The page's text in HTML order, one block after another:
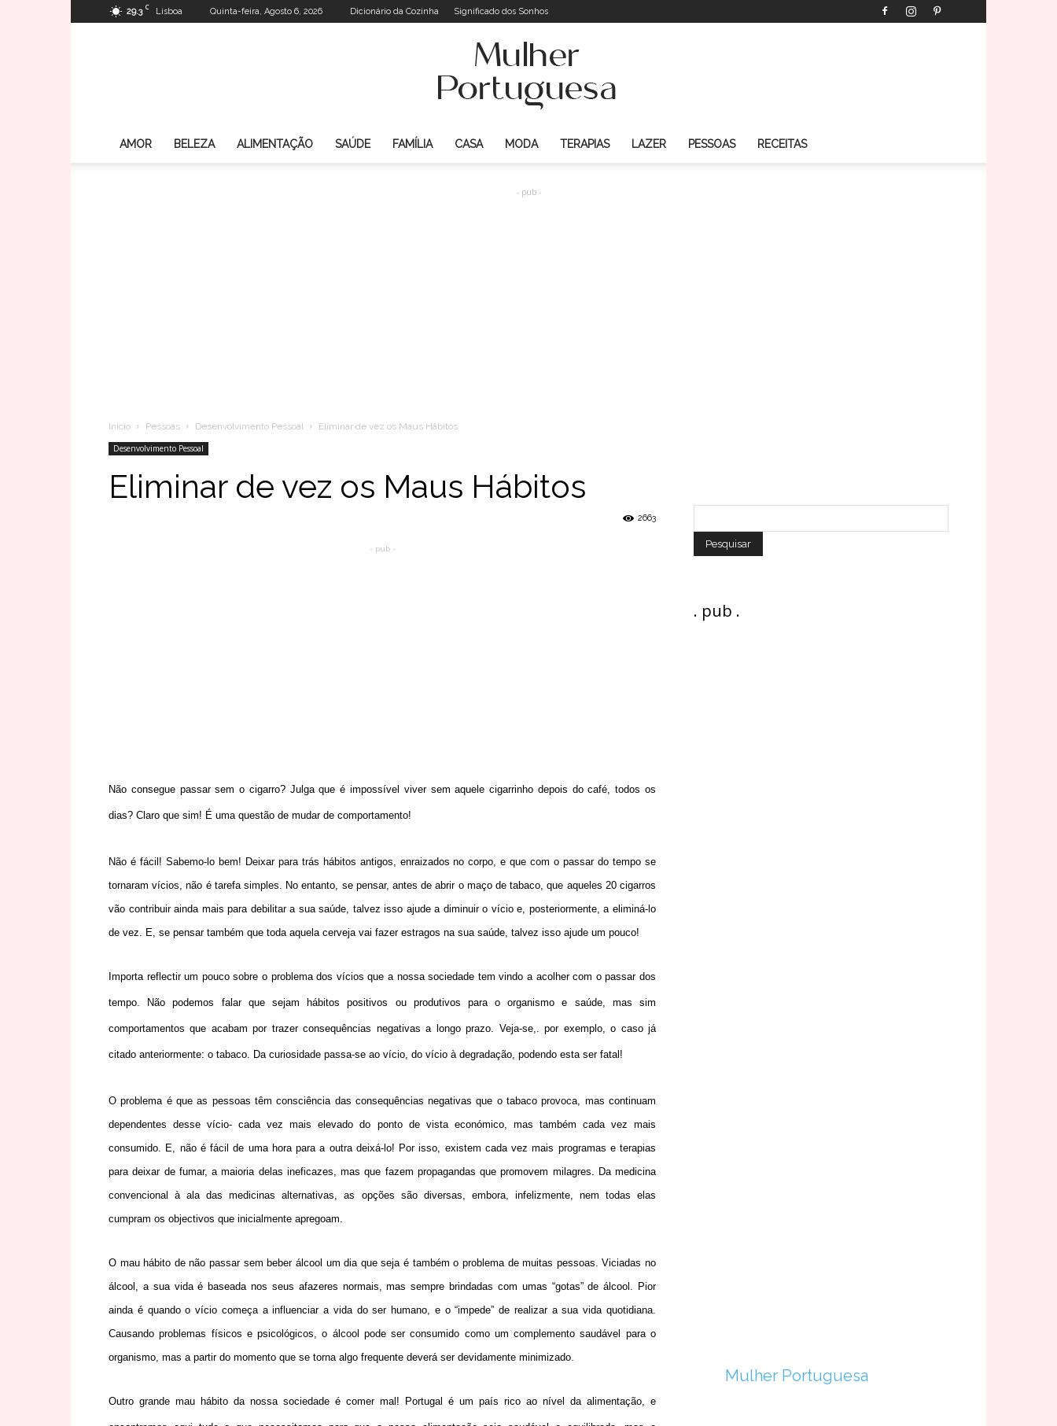
29.3 C Lisboa Quinta-feira, Agosto 6, 2026 Dicionário da Cozinha Significado dos Sonhos
AMOR BELEZA ALIMENTAÇÃO SAÚDE FAMÍLIA CASA MODA TERAPIAS LAZER PESSOAS RECEITAS
- pub -
Inicio Pessoas Desenvolvimento Pessoal
Eliminar de vez os Maus Hábitos
Desenvolvimento Pessoal
Eliminar de vez os Maus Hábitos
2663
- pub -
Não consegue passar sem o cigarro? Julga que é impossível viver sem aquele cigarrinho depois do café, todos os
dias? Claro que sim! É uma questão de mudar de comportamento!
Não é fácil! Sabemo-lo bem! Deixar para trás hábitos antigos, enraizados no corpo, e que com o passar do tempo se
tornaram vícios, não é tarefa simples. No entanto, se pensar, antes de abrir o maço de tabaco, que aqueles 20 cigarros
vão contribuir ainda mais para debilitar a sua saúde, talvez isso ajude a diminuir o vício e, posteriormente, a eliminá-lo
de vez. E, se pensar também que toda aquela cerveja vai fazer estragos na sua saúde, talvez isso ajude um pouco!
Importa reflectir um pouco sobre o problema dos vícios que a nossa sociedade tem vindo a acolher com o passar dos
tempo. Não podemos falar que sejam hábitos positivos ou produtivos para o organismo e saúde, mas sim
comportamentos que acabam por trazer consequências negativas a longo prazo. Veja-se,. por exemplo, o caso já
citado anteriormente: o tabaco. Da curiosidade passa-se ao vício, do vício à degradação, podendo esta ser fatal!
O problema é que as pessoas têm consciência das consequências negativas que o tabaco provoca, mas continuam
dependentes desse vício- cada vez mais elevado do ponto de vista económico, mas também cada vez mais
consumido. E, não é fácil de uma hora para a outra deixá-lo! Por isso, existem cada vez mais programas e terapias
para deixar de fumar, a maioria delas ineficazes, mas que fazem propagandas que promovem milagres. Da medicina
convencional à ala das medicinas alternativas, as opções são diversas, embora, infelizmente, nem todas elas
cumpram os objectivos que inicialmente apregoam.
O mau hábito de não passar sem beber álcool um dia que seja é também o problema de muitas pessoas. Viciadas no
álcool, a sua vida é baseada nos seus afazeres normais, mas sempre brindadas com umas “gotas” de álcool. Pior
ainda é quando o vício começa a influenciar a vida do ser humano, e o “impede” de realizar a sua vida quotidiana.
Causando problemas físicos e psicológicos, o álcool pode ser consumido como um complemento saudável para o
organismo, mas a partir do momento que se torna algo frequente deverá ser devidamente minimizado.
Outro grande mau hábito da nossa sociedade é comer mal! Portugal é um país rico ao nível da alimentação, e
. pub .
Mulher Portuguesa